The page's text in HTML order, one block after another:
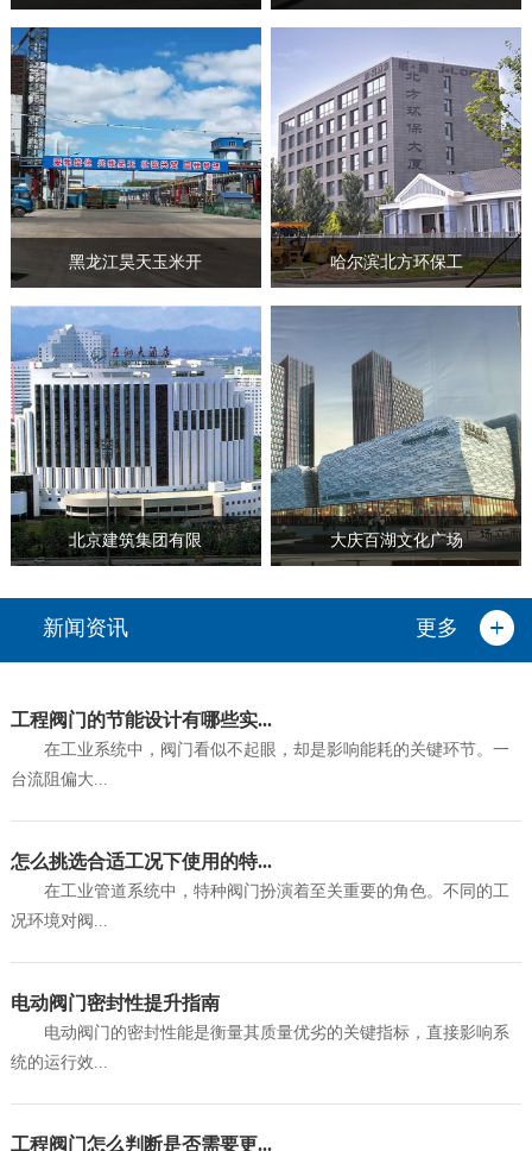
黑龙江昊天玉米开 哈尔滨北方环保工
北京建筑集团有限 大庆百湖文化广场
新闻资讯 更多
工程阀门的节能设计有哪些实...
在工业系统中，阀门看似不起眼，却是影响能耗的关键环节。一
台流阻偏大...
怎么挑选合适工况下使用的特...
在工业管道系统中，特种阀门扮演着至关重要的角色。不同的工
况环境对阀...
电动阀门密封性提升指南
电动阀门的密封性能是衡量其质量优劣的关键指标，直接影响系
统的运行效...
工程阀门怎么判断是否需要更...